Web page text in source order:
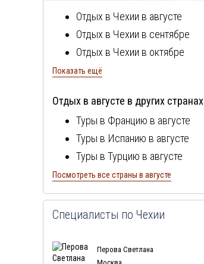
Отдых в Чехии в августе
Отдых в Чехии в сентябре
Отдых в Чехии в октябре
Отдых в Чехии в ноябре
Отдых в Чехии в январе
Отдых в Чехии в феврале
Отдых в Чехии в марте
Отдых в Чехии в апреле
Отдых в Чехии в мае
Отдых в Чехии в июне
Отдых в Чехии в июле
Показать ещё
Отдых в августе в других странах
Туры в Францию в августе
Туры в Испанию в августе
Туры в Турцию в августе
Туры в Болгарию в августе
Туры в Португалию в августе
Туры в Италию в августе
Туры в Кипр в августе
Посмотреть все страны в августе
Специалисты по Чехии
Перова Светлана